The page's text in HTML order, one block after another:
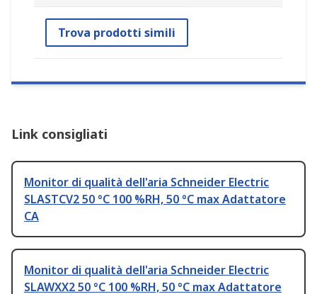
Trova prodotti simili
Link consigliati
Monitor di qualità dell'aria Schneider Electric
SLASTCV2 50 °C 100 %RH, 50 °C max Adattatore
CA
Monitor di qualità dell'aria Schneider Electric
SLAWXX2 50 °C 100 %RH, 50 °C max Adattatore